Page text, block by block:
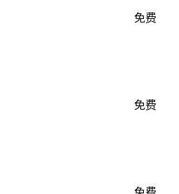
免费
免费